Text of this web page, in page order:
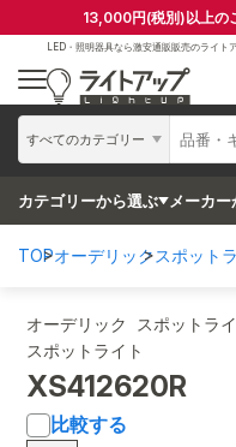
13,000円(税別)以上の
LED・照明器具なら激安通販販売のライト
すべてのカテゴリー
カテゴリーから選ぶ メーカ
TOPオーデリックスポット
オーデリック スポットラ
スポットライト
XS412620R
比較する